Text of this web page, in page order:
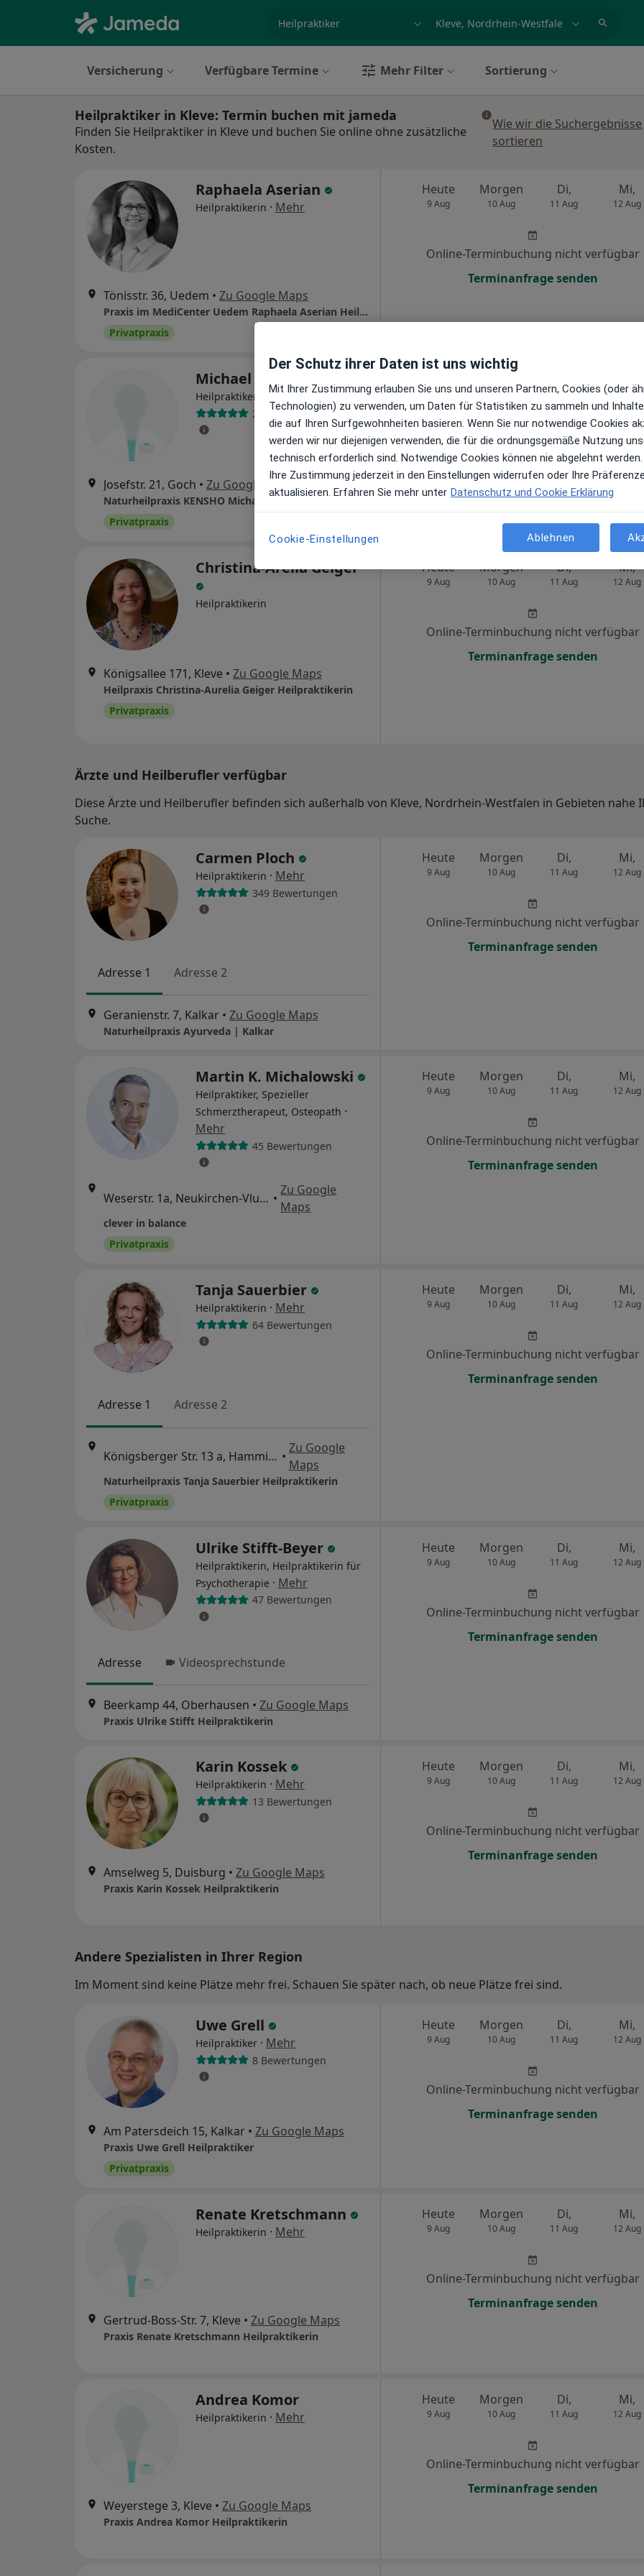
Versicherung Verfügbare Termine Mehr Filter Sortierung
Heilpraktiker in Kleve: Termin buchen mit jameda
Finden Sie Heilpraktiker in Kleve und buchen Sie online ohne zusätzliche
Kosten.
Wie wir die Suchergebnisse
sortieren
Raphaela Aserian
Heilpraktikerin · Mehr
Tönisstr. 36, Uedem • Zu Google Maps
Praxis im MediCenter Uedem Raphaela Aserian Heilpraktikerin
Privatpraxis
Heute
9 Aug
Morgen
10 Aug
Di,
11 Aug
Mi,
12 Aug
Online-Terminbuchung nicht verfügbar
Terminanfrage senden
Michael Relou
Heilpraktiker Mehr
21 Bewertungen
Josefstr. 21, Goch • Zu Google Maps
Naturheilpraxis KENSHO Michael Relou
Privatpraxis
9 Aug 10 Aug 11 Aug 12 Aug
Online-Terminbuchung nicht verfügbar
Terminanfrage senden
Christina-Arelia Geiger
Heilpraktikerin
Königsallee 171, Kleve • Zu Google Maps
Heilpraxis Christina-Aurelia Geiger Heilpraktikerin
Privatpraxis
Heute
9 Aug
Morgen
10 Aug
Di,
11 Aug
Mi,
12 Aug
Online-Terminbuchung nicht verfügbar
Terminanfrage senden
Ärzte und Heilberufler verfügbar
Diese Ärzte und Heilberufler befinden sich außerhalb von Kleve, Nordrhein-Westfalen in Gebieten nahe
Suche.
Carmen Ploch
Heilpraktikerin · Mehr
349 Bewertungen
Adresse 1 Adresse 2
Geranienstr. 7, Kalkar • Zu Google Maps
Naturheilpraxis Ayurveda | Kalkar
Heute
9 Aug
Morgen
10 Aug
Di,
11 Aug
Mi,
12 Aug
Online-Terminbuchung nicht verfügbar
Terminanfrage senden
Martin K. Michalowski
Heilpraktiker, Spezieller
Schmerztherapeut, Osteopath ·
Mehr
45 Bewertungen
Weserstr. 1a, Neukirchen-Vluyn •
Zu Google
Maps
clever in balance
Privatpraxis
Heute
9 Aug
Morgen
10 Aug
Di,
11 Aug
Mi,
12 Aug
Online-Terminbuchung nicht verfügbar
Terminanfrage senden
Tanja Sauerbier
Heilpraktikerin · Mehr
64 Bewertungen
Adresse 1 Adresse 2
Königsberger Str. 13 a, Hamminkeln •
Zu Google
Maps
Naturheilpraxis Tanja Sauerbier Heilpraktikerin
Privatpraxis
Heute
9 Aug
Morgen
10 Aug
Di,
11 Aug
Mi,
12 Aug
Online-Terminbuchung nicht verfügbar
Terminanfrage senden
Ulrike Stifft-Beyer
Heilpraktikerin, Heilpraktikerin für
Psychotherapie · Mehr
47 Bewertungen
Adresse Videosprechstunde
Beerkamp 44, Oberhausen • Zu Google Maps
Praxis Ulrike Stifft Heilpraktikerin
Heute
9 Aug
Morgen
10 Aug
Di,
11 Aug
Mi,
12 Aug
Online-Terminbuchung nicht verfügbar
Terminanfrage senden
Karin Kossek
Heilpraktikerin · Mehr
13 Bewertungen
Amselweg 5, Duisburg • Zu Google Maps
Praxis Karin Kossek Heilpraktikerin
Heute
9 Aug
Morgen
10 Aug
Di,
11 Aug
Mi,
12 Aug
Online-Terminbuchung nicht verfügbar
Terminanfrage senden
Andere Spezialisten in Ihrer Region
Im Moment sind keine Plätze mehr frei. Schauen Sie später nach, ob neue Plätze frei sind.
Uwe Grell
Heilpraktiker · Mehr
8 Bewertungen
Am Patersdeich 15, Kalkar • Zu Google Maps
Praxis Uwe Grell Heilpraktiker
Privatpraxis
Heute
9 Aug
Morgen
10 Aug
Di,
11 Aug
Mi,
12 Aug
Online-Terminbuchung nicht verfügbar
Terminanfrage senden
Renate Kretschmann
Heilpraktikerin · Mehr
Gertrud-Boss-Str. 7, Kleve • Zu Google Maps
Praxis Renate Kretschmann Heilpraktikerin
Heute
9 Aug
Morgen
10 Aug
Di,
11 Aug
Mi,
12 Aug
Online-Terminbuchung nicht verfügbar
Terminanfrage senden
Andrea Komor
Heilpraktikerin · Mehr
Weyerstege 3, Kleve • Zu Google Maps
Praxis Andrea Komor Heilpraktikerin
Heute
9 Aug
Morgen
10 Aug
Di,
11 Aug
Mi,
12 Aug
Online-Terminbuchung nicht verfügbar
Terminanfrage senden
Der Schutz ihrer Daten ist uns wichtig
Mit Ihrer Zustimmung erlauben Sie uns und unseren Partnern, Cookies (oder
Technologien) zu verwenden, um Daten für Statistiken zu sammeln und
die auf Ihren Surfgewohnheiten basieren. Wenn Sie nur notwendige Cookies
werden wir nur diejenigen verwenden, die für die ordnungsgemäße Nutzung
technisch erforderlich sind. Notwendige Cookies können nie abgelehnt werden.
Ihre Zustimmung jederzeit in den Einstellungen widerrufen oder Ihre
aktualisieren. Erfahren Sie mehr unter Datenschutz und Cookie Erklärung
Cookie-Einstellungen Ablehnen